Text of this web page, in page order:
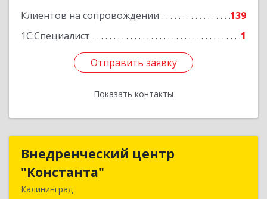
Клиентов на сопровождении
139
1С:Специалист
1
Отправить заявку
Показать контакты
Отправить заявку
Назад
Внедренческий центр
"Константа"
Калининград
Внедренческий центр